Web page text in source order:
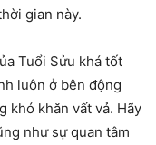
gian này.
Tuổi Sửu khá tốt
luôn ở bên động
khó khăn vất vả. Hãy
như sự quan tâm